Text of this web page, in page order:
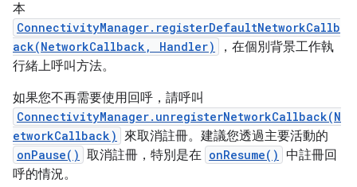
本
ConnectivityManager.registerDefaultNetworkCallb
ack(NetworkCallback, Handler)
，在個別背景工作執
行緒上呼叫方法。
如果您不再需要使用回呼，請呼叫
ConnectivityManager.unregisterNetworkCallback(N
etworkCallback) 來取消註冊。建議您透過主要活動的
onPause() 取消註冊，特別是在 onResume() 中註冊回
呼的情況。